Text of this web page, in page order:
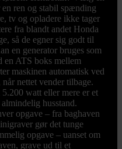
ren og stabil spænding
tv og opladere ikke tager
fra blandt andet Honda
så de egner sig godt til
en generator bruges som
en ATS boks mellem
maskinen automatisk ved
nettet vender tilbage.
watt eller mere er et
husstand.
opgave – fra baghaven
gør det tunge
opgave – uanset om
grave ud til et